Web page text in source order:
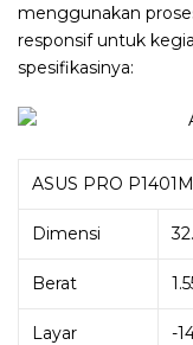
menggunakan
responsif untuk
spesifikasinya:
ASUS PRO
Dimensi
Berat
Layar
-